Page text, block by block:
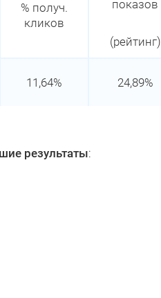
% получ.
кликов
показов
(рейтинг)
11,64% 24,89%
результаты: